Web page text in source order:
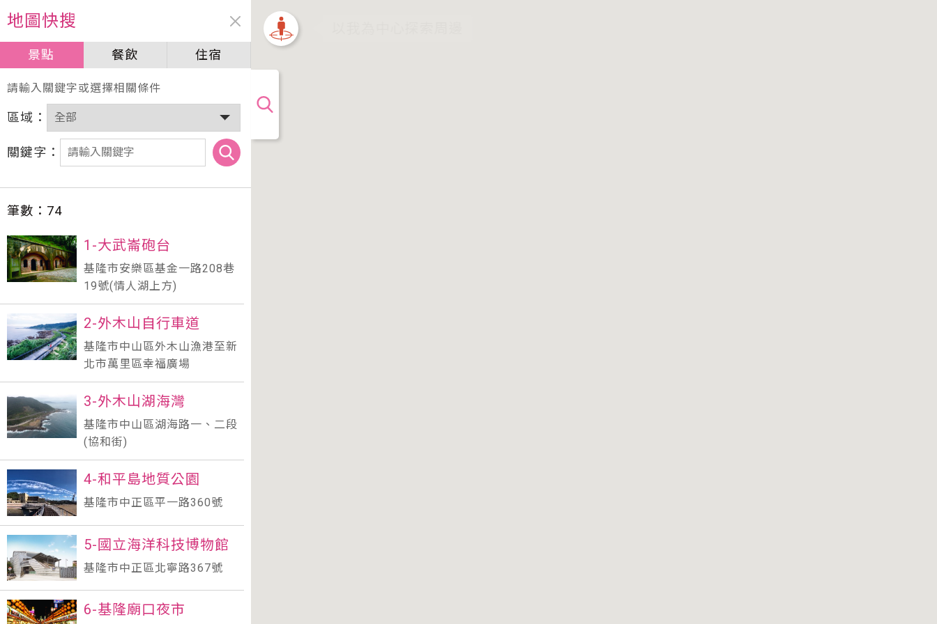
地圖快搜
景點 餐飲 住宿
請輸入關鍵字或選擇相關條件
區域：
關鍵字：
筆數： 74
1-大武崙砲台
基隆市安樂區基金一路208巷
19號(情人湖上方)
2-外木山自行車道
基隆市中山區外木山漁港至新
北市萬里區幸福廣場
3-外木山湖海灣
基隆市中山區湖海路一、二段
(協和街)
4-和平島地質公園
基隆市中正區平一路360號
5-國立海洋科技博物館
基隆市中正區北寧路367號
6-基隆廟口夜市